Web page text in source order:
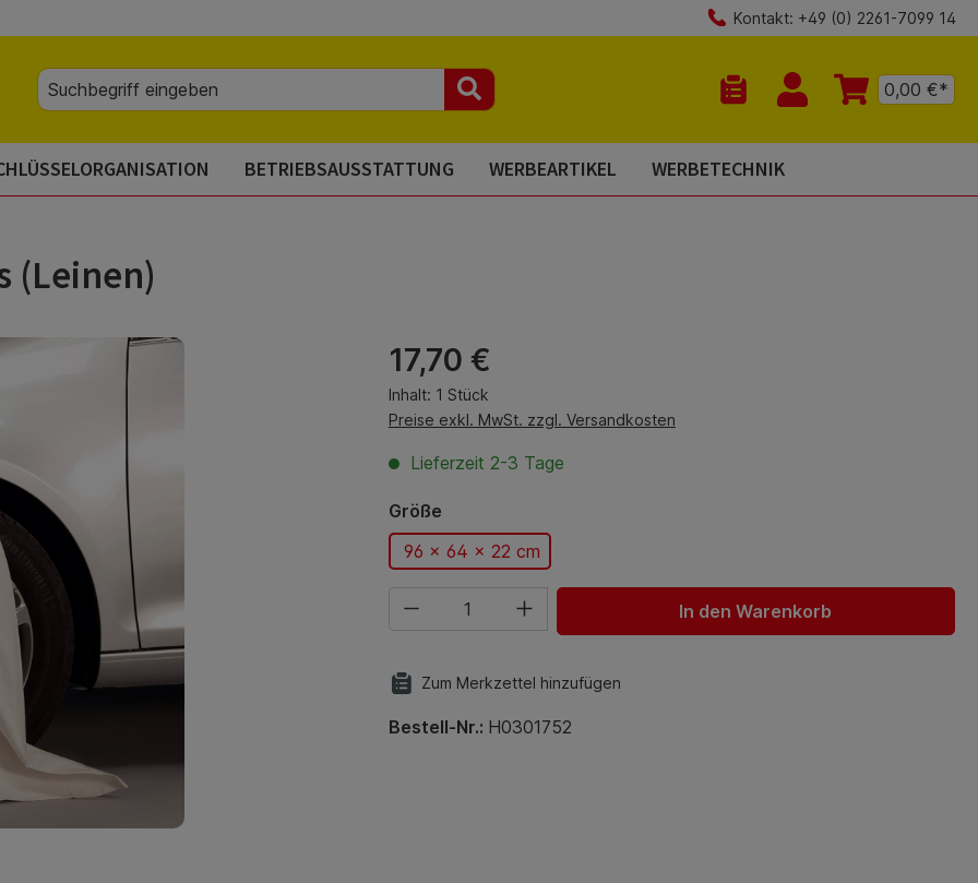
Kontakt: +49 (0) 2261-7099 14
Du hast 0 Produkte auf dem
0,00 €*
BETRIEBSAUSSTATTUNG WERBEARTIKEL WERBETECHNIK
(Leinen)
Regulärer Preis:
17,70 €
Inhalt: 1 Stück
Preise exkl. MwSt. zzgl. Versandkosten
Lieferzeit 2-3 Tage
Größeauswählen
96 x 64 x 22 cm
Produkt Anzahl: Gib den gewünschten Wert ein oder benutze die
In den Warenkorb
Zum Merkzettel hinzufügen
Bestell-Nr.: H0301752